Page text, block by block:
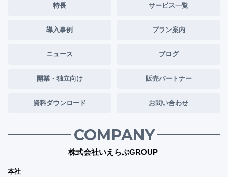
特長 サービス一覧
導入事例 プラン案内
ニュース ブログ
開業・独立向け 販売パートナー
資料ダウンロード お問い合わせ
COMPANY
株式会社いえらぶGROUP
本社